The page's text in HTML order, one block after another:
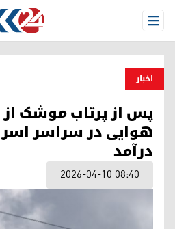
Open Menu
اخبار
پس از پرتاب موشک از
هوایی در سراسر
درآمد
2026-04-10 08:40